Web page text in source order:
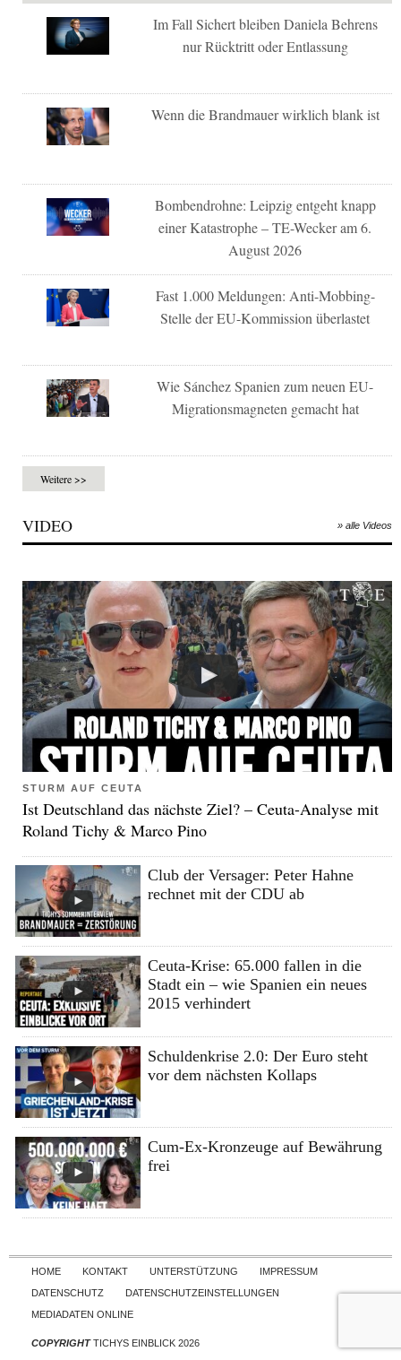
Im Fall Sichert bleiben Daniela Behrens
nur Rücktritt oder Entlassung
Wenn die Brandmauer wirklich blank ist
Bombendrohne: Leipzig entgeht knapp
einer Katastrophe – TE-Wecker am 6.
August 2026
Fast 1.000 Meldungen: Anti-Mobbing-
Stelle der EU-Kommission überlastet
Wie Sánchez Spanien zum neuen EU-
Migrationsmagneten gemacht hat
Weitere >>
VIDEO » alle Videos
STURM AUF CEUTA
Ist Deutschland das nächste Ziel? – Ceuta-Analyse mit
Roland Tichy & Marco Pino
Club der Versager: Peter Hahne
rechnet mit der CDU ab
Ceuta-Krise: 65.000 fallen in die
Stadt ein – wie Spanien ein neues
2015 verhindert
Schuldenkrise 2.0: Der Euro steht
vor dem nächsten Kollaps
Cum-Ex-Kronzeuge auf Bewährung
frei
Skip to content
HOME KONTAKT UNTERSTÜTZUNG
IMPRESSUM
DATENSCHUTZ
DATENSCHUTZEINSTELLUNGEN
MEDIADATEN ONLINE
COPYRIGHTTICHYS EINBLICK 2026